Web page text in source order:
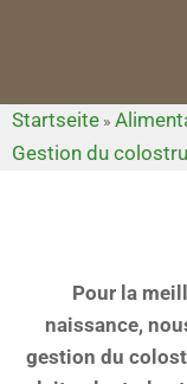
Startseite »
Gestion du
Pour la
naissance,
gestion du